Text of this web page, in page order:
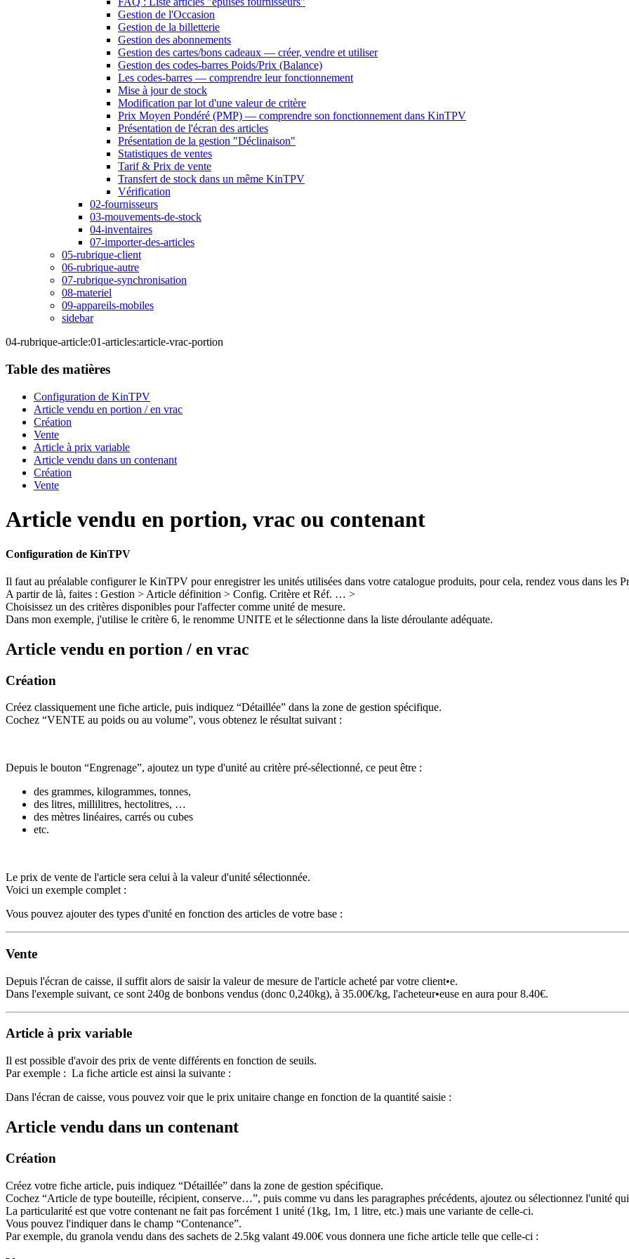
Gestion de l'Occasion
Gestion de la billetterie
Gestion des abonnements
Gestion des cartes/bons cadeaux — créer, vendre et utiliser
Gestion des codes-barres Poids/Prix (Balance)
Les codes-barres — comprendre leur fonctionnement
Mise à jour de stock
Modification par lot d'une valeur de critère
Prix Moyen Pondéré (PMP) — comprendre son fonctionnement dans KinTPV
Présentation de l'écran des articles
Présentation de la gestion "Déclinaison"
Statistiques de ventes
Tarif & Prix de vente
Transfert de stock dans un même KinTPV
Vérification
02-fournisseurs
03-mouvements-de-stock
04-inventaires
07-importer-des-articles
05-rubrique-client
06-rubrique-autre
07-rubrique-synchronisation
08-materiel
09-appareils-mobiles
sidebar
04-rubrique-article:01-articles:article-vrac-portion
Table des matières
Configuration de KinTPV
Article vendu en portion / en vrac
Création
Vente
Article à prix variable
Article vendu dans un contenant
Création
Vente
Article vendu en portion, vrac ou contenant
Configuration de KinTPV
Il faut au préalable configurer le KinTPV pour enregistrer les unités utilisées dans votre catalogue produits, pour cela, rendez vous dans les
A partir de là, faites : Gestion > Article définition > Config. Critère et Réf. … >
Choisissez un des critères disponibles pour l'affecter comme unité de mesure.
Dans mon exemple, j'utilise le critère 6, le renomme UNITE et le sélectionne dans la liste déroulante adéquate.
Article vendu en portion / en vrac
Création
Créez classiquement une fiche article, puis indiquez “Détaillée” dans la zone de gestion spécifique.
Cochez “VENTE au poids ou au volume”, vous obtenez le résultat suivant :
Depuis le bouton “Engrenage”, ajoutez un type d'unité au critère pré-sélectionné, ce peut être :
des grammes, kilogrammes, tonnes,
des litres, millilitres, hectolitres, …
des mètres linéaires, carrés ou cubes
etc.
Le prix de vente de l'article sera celui à la valeur d'unité sélectionnée.
Voici un exemple complet :
Vous pouvez ajouter des types d'unité en fonction des articles de votre base :
Vente
Depuis l'écran de caisse, il suffit alors de saisir la valeur de mesure de l'article acheté par votre client•e.
Dans l'exemple suivant, ce sont 240g de bonbons vendus (donc 0,240kg), à 35.00€/kg, l'acheteur•euse en aura pour 8.40€.
Article à prix variable
Il est possible d'avoir des prix de vente différents en fonction de seuils.
Par exemple : La fiche article est ainsi la suivante :
Dans l'écran de caisse, vous pouvez voir que le prix unitaire change en fonction de la quantité saisie :
Article vendu dans un contenant
Création
Créez votre fiche article, puis indiquez “Détaillée” dans la zone de gestion spécifique.
Cochez “Article de type bouteille, récipient, conserve…”, puis comme vu dans les paragraphes précédents, ajoutez ou sélectionnez l'unité
La particularité est que votre contenant ne fait pas forcément 1 unité (1kg, 1m, 1 litre, etc.) mais une variante de celle-ci.
Vous pouvez l'indiquer dans le champ “Contenance”.
Par exemple, du granola vendu dans des sachets de 2.5kg valant 49.00€ vous donnera une fiche article telle que celle-ci :